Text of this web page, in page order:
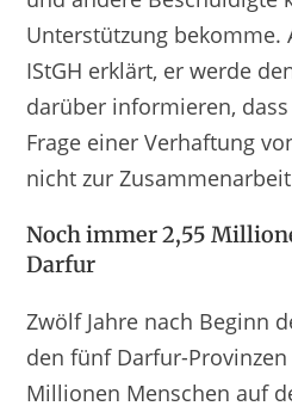
Unterstützung bekomme.
IStGH erklärt, er werde
darüber informieren,
Frage einer Verhaftung
nicht zur
Noch immer 2,55
Darfur
Zwölf Jahre nach Beginn
den fünf Darfur-
Millionen Menschen auf